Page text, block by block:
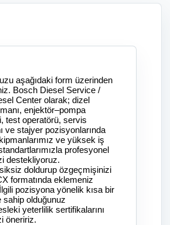
aşağıdaki form üzerinden
Bosch Diesel Service /
Center olarak; dizel
enjektör–pompa
test operatörü, servis
ve stajyer pozisyonlarında
ve yüksek iş
profesyonel
destekliyoruz.
doldurup özgeçmişinizi
formatında eklemeniz
pozisyona yönelik kısa bir
sahip olduğunuz
yeterlilik sertifikalarını
öneririz.